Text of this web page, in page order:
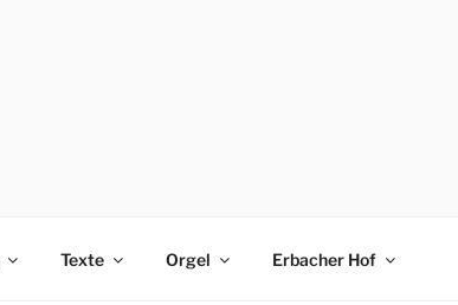
Texte Orgel Erbacher Hof